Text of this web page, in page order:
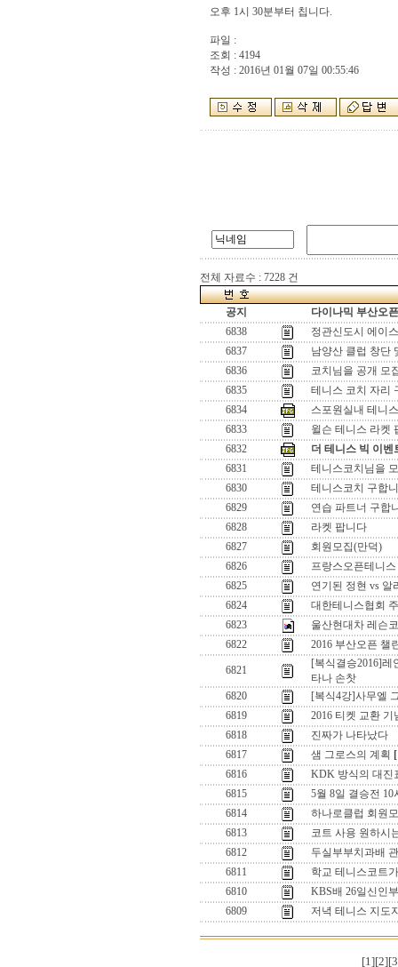
오후 1시 30분부터 칩니다.
파일 :
조회 : 4194
작성 : 2016년 01월 07일 00:55:46
전체 자료수 : 7228 건
공지
다이나믹 부산오
6838
정관신도시 에이
6837
남양산 클럽 창단
6836
코치님을 공개 모
6835
테니스 코치 자리
6834
스포원실내 테니
6833
윌슨 테니스 라켓
6832
더 테니스 빅 이
6831
테니스코치님을
6830
테니스코치 구합
6829
연습 파트너 구합
6828
라켓 팝니다
6827
회원모집(만덕)
6826
프랑스오픈테니
6825
연기된 정현 vs 알
6824
대한테니스협회
6823
울산현대차 레슨
6822
2016 부산오픈 챌
6821
[복식결승2016]
타나 손찻
6820
[복식4강]사무엘
6819
2016 티켓 교환 기
6818
진짜가 나타났다
6817
샘 그로스의 계획
6816
KDK 방식의 대진
6815
5월 8일 결승전
6814
하나로클럽 회원
6813
코트 사용 원하시
6812
두실부부치과배
6811
학교 테니스코트
6810
KBS배 26일신인
6809
저녁 테니스 지도
[1][2]